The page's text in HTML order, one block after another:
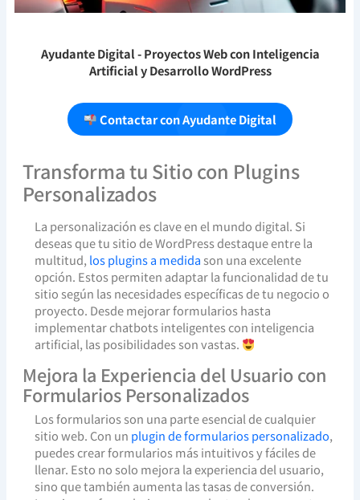
Ayudante Digital- Proyectos Web con Inteligencia
Artificial y Desarrollo WordPress
Contactar con Ayudante Digital
Transforma tu Sitio con Plugins
Personalizados
La personalización es clave en el mundo digital. Si
deseas que tu sitio de WordPress destaque entre la
multitud, los plugins a medida son una excelente
opción. Estos permiten adaptar la funcionalidad de tu
sitio según las necesidades específicas de tu negocio o
proyecto. Desde mejorar formularios hasta
implementar chatbots inteligentes con inteligencia
artificial, las posibilidades son vastas.
Mejora la Experiencia del Usuario con
Formularios Personalizados
Los formularios son una parte esencial de cualquier
sitio web. Con un plugin de formularios personalizado,
puedes crear formularios más intuitivos y fáciles de
llenar. Esto no solo mejora la experiencia del usuario,
sino que también aumenta las tasas de conversión.